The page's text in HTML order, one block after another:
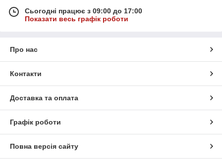
Сьогодні працює з 09:00 до 17:00
Показати весь графік роботи
Про нас
Контакти
Доставка та оплата
Графік роботи
Повна версія сайту